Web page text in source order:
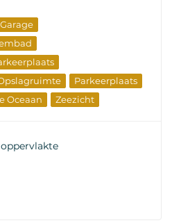
Garage
Parkeerplaats
Oceaan
Zeezicht